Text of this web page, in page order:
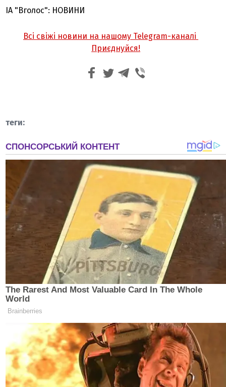
ІА "Вголос": НОВИНИ
Всі свіжі новини на нашому Telegram-каналі
Приєднуйся!